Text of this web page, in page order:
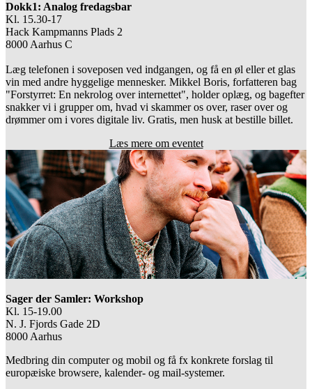
Dokk1: Analog fredagsbar
Kl. 15.30-17
Hack Kampmanns Plads 2
8000 Aarhus C
Læg telefonen i soveposen ved indgangen, og få en øl eller et glas
vin med andre hyggelige mennesker. Mikkel Boris, forfatteren bag
"Forstyrret: En nekrolog over internettet", holder oplæg, og bagefter
snakker vi i grupper om, hvad vi skammer os over, raser over og
drømmer om i vores digitale liv. Gratis, men husk at bestille billet.
Læs mere om eventet
Sager der Samler: Workshop
Kl. 15-19.00
N. J. Fjords Gade 2D
8000 Aarhus
Medbring din computer og mobil og få fx konkrete forslag til
europæiske browsere, kalender- og mail-systemer.